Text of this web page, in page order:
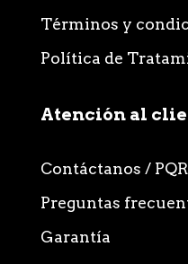
Términos y
Política de
Atención al
Contáctanos /
Preguntas
Garantía